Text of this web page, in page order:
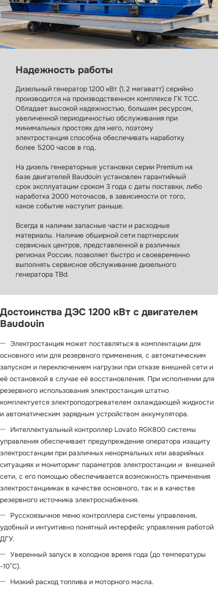
Надежность работы
Дизельный генератор 1200 кВт (1,2 мегаватт) серийно
производится на производственном комплексе ГК ТСС.
Обладает высокой надежностью, большим ресурсом,
увеличенной периодичностью обслуживания при
минимальных простоях для него, поэтому
электростанция способна обеспечивать наработку
болеe 5200 часов в год.
На дизель генераторные установки серии Premium на
базе двигателей Baudouin установлен гарантийный
срок эксплуатации сроком 3 года с даты поставки, либо
наработка 2000 моточасов, в зависимости от того,
какое событие наступит раньше.
Всегда в наличии запасные части и расходные
материалы. Наличие обширной сети партнерских
сервисных центров, представленной в различных
регионах России, позволяет быстро и своевременно
выполнять сервисное обслуживание дизельного
генератора TBd.
Достоинства ДЭС 1200 кВт с двигателем
Baudouin
Электростанция может поставляться в комплектации для
основного или для резервного применения, с автоматическим
запуском и переключением нагрузки при отказе внешней сети и
её остановкой в случае её восстановления. При исполнении для
резервного использования электростанция штатно
комплектуется электроподогревателем охлаждающей жидкости
и автоматическим зарядным устройством аккумулятора.
Интеллектуальный контроллер Lovato RGK800 системы
управления обеспечивает предупреждение оператора изащиту
электростанции при различных ненормальных или аварийных
ситуациях и мониторинг параметров электростанции и внешней
сети, с его помощью обеспечивается возможность применения
электростанциикак в качестве основного, так и в качестве
резервного источника электроснабжения.
Русскоязычное меню контроллера системы управления,
удобный и интуитивно понятный интерфейс управления работой
ДГУ.
Уверенный запуск в холодное время года (до температуры
-10°С).
Низкий расход топлива и моторного масла.